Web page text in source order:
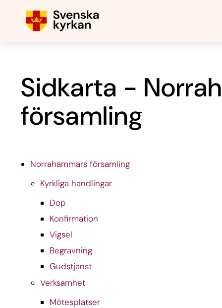
Sidkarta -
församling
Norrahammars församling
Kyrkliga handlingar
Dop
Konfirmation
Vigsel
Begravning
Gudstjänst
Verksamhet
Mötesplatser